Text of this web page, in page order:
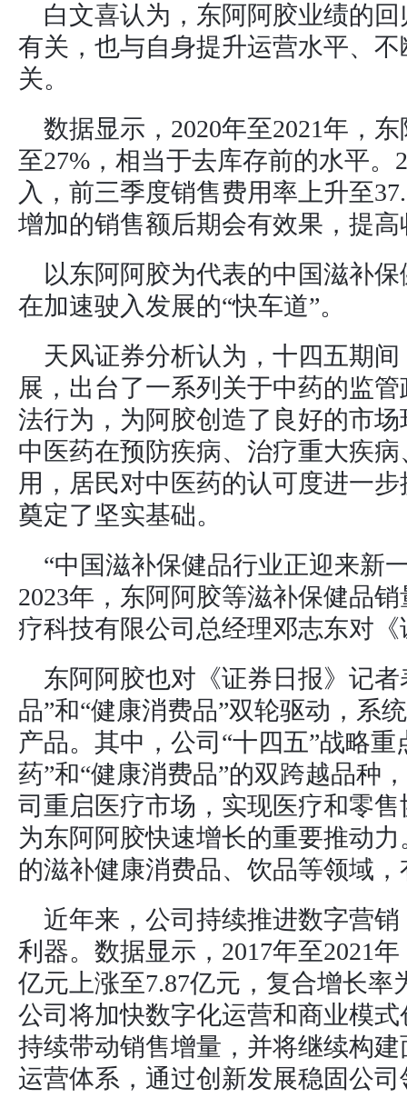
白文喜认为，东阿阿胶业绩的
有关，也与自身提升运营水平、
关。
数据显示，2020年至2021年，
至27%，相当于去库存前的水平
入，前三季度销售费用率上升至
增加的销售额后期会有效果，提
以东阿阿胶为代表的中国滋补
在加速驶入发展的“快车道”。
天风证券分析认为，十四五期
展，出台了一系列关于中药的监
法行为，为阿胶创造了良好的市
中医药在预防疾病、治疗重大疾
用，居民对中医药的认可度进一
奠定了坚实基础。
“中国滋补保健品行业正迎来新
2023年，东阿阿胶等滋补保健品
疗科技有限公司总经理邓志东对
东阿阿胶也对《证券日报》记
品”和“健康消费品”双轮驱动，系
产品。其中，公司“十四五”战略
药”和“健康消费品”的双跨越品种
司重启医疗市场，实现医疗和零
为东阿阿胶快速增长的重要推动
的滋补健康消费品、饮品等领域
近年来，公司持续推进数字营
利器。数据显示，2017年至2021
亿元上涨至7.87亿元，复合增长率
公司将加快数字化运营和商业模
持续带动销售增量，并将继续构
运营体系，通过创新发展稳固公